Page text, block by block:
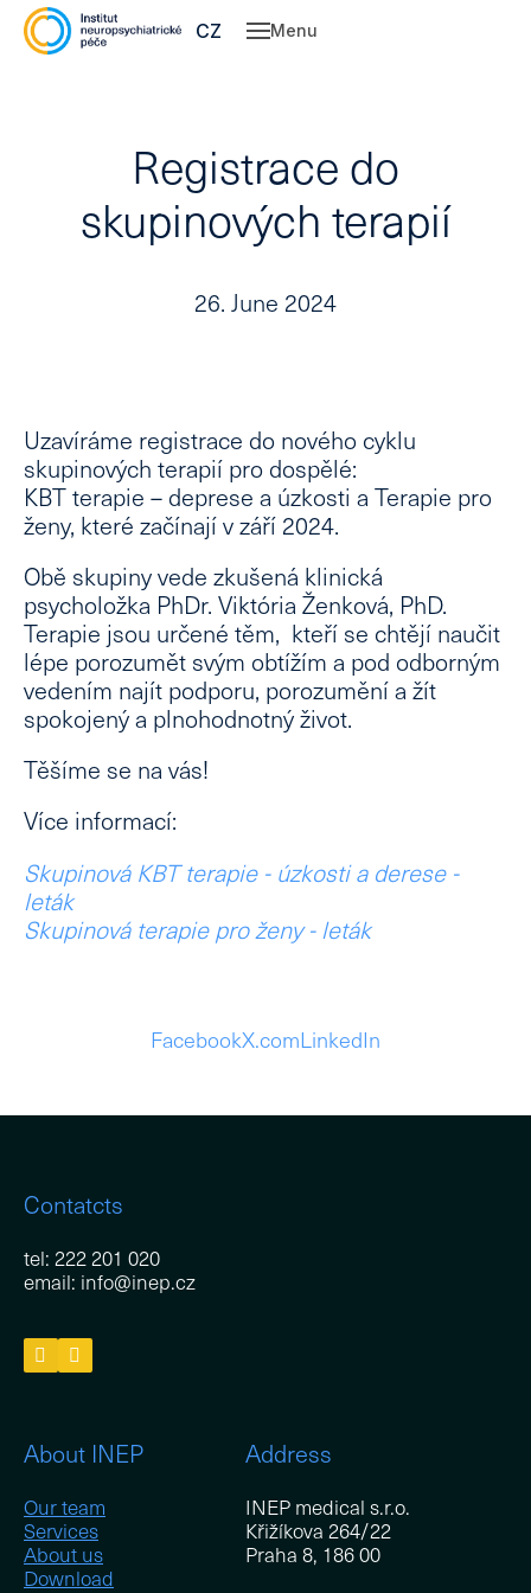
Menu
CZ EN
Registrace do
skupinových terapií
26. June 2024
Uzavíráme registrace do nového cyklu
skupinových terapií pro dospělé:
KBT terapie – deprese a úzkosti a Terapie pro
ženy, které začínají vzáří 2024.
Obě skupiny vede zkušená klinická
psycholožka PhDr. Viktória Ženková, PhD.
Terapie jsou určené těm, kteří se chtějí naučit
lépe porozumět svým obtížím a pod odborným
vedením najít podporu, porozumění a žít
spokojený a plnohodnotný život.
Těšíme se na vás!
Více informací:
Skupinová KBT terapie - úzkosti a derese -
leták
Skupinová terapie pro ženy - leták
FacebookX.comLinkedIn
Contatcts
tel: 222 201 020
email: info@inep.cz
About INEP
Our team
Services
About us
Download
Address
INEP medical s.r.o.
Křižíkova 264/22
Praha 8, 186 00